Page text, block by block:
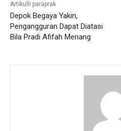
Artikulli paraprak
Depok Begaya Yakin,
Pengangguran Dapat Diatasi
Bila Pradi Afifah Menang